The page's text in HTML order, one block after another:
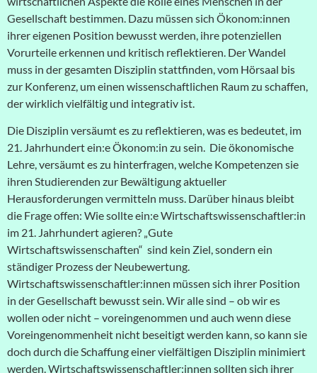
Gesellschaft bestimmen. Dazu müssen sich Ökonom:innen
ihrer eigenen Position bewusst werden, ihre potenziellen
Vorurteile erkennen und kritisch reflektieren . Der Wandel
muss in der gesamten Disziplin stattfinden, vom Hörsaal bis
zur Konferenz, um einen wissenschaftlichen Raumzu schaffen,
der wirklich vielfältig und integrativ ist.
Die Disziplin versäumt es zu reflektieren, was es bedeutet, im
21. Jahrhundert ein:e Ökonom:in zu sein. Die ökonomische
Lehre, versäumt es zu hinterfragen, welche Kompetenzen sie
ihren Studierenden zur Bewältigung aktueller
Herausforderungen vermitteln muss. Darüber hinaus bleibt
die Frage offen: Wie sollte ein:e Wirtschaftswissenschaftler:in
im 21. Jahrhundert agieren? „Gute
Wirtschaftswissenschaften“ sind kein Ziel, sondern ein
ständiger Prozess der Neubewertung.
Wirtschaftswissenschaftler:innen müssen sich ihrer Position
in der Gesellschaft bewusst sein. Wir alle sind – ob wir es
wollen oder nicht – voreingenommen und auch wenn diese
Voreingenommenheit nicht beseitigt werden kann, so kann sie
doch durch die Schaffung einer vielfältigen Disziplin minimiert
werden. Wirtschaftswissenschaftler:innen sollten sich ihrer